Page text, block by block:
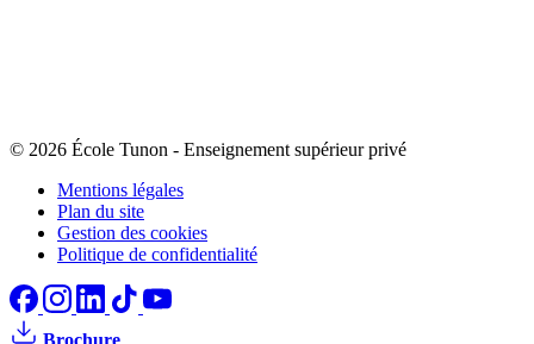
© 2026 École Tunon - Enseignement supérieur privé
Mentions légales
Plan du site
Gestion des cookies
Politique de confidentialité